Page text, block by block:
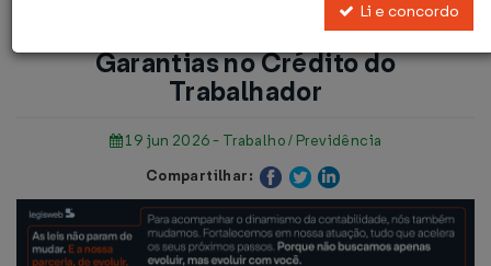
Comunicado - Implantação de
Garantias no Crédito do
Trabalhador
19 jun 2026 - Trabalho / Previdência
Compartilhar:
Li e concordo